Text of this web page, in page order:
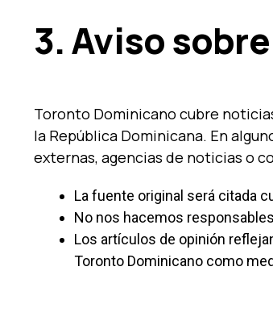
3. Aviso
Toronto Dominicano cubre
la República Dominicana. En
externas, agencias de noticias o
La fuente original será citada
No nos hacemos
Los artículos de opinión
Toronto Dominicano como